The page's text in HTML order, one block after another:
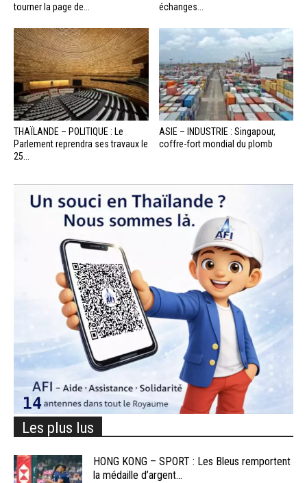
tourner la page de...
échanges...
THAÏLANDE – POLITIQUE : Le
Parlement reprendra ses travaux le
25...
ASIE – INDUSTRIE : Singapour,
coffre-fort mondial du plomb
Les plus lus
HONG KONG – SPORT : Les Bleus remportent
la médaille d’argent...